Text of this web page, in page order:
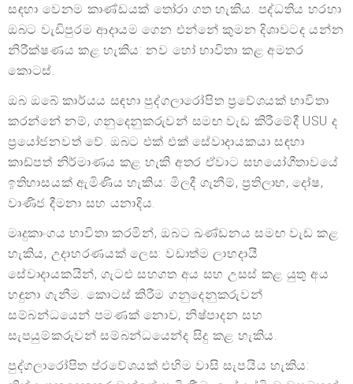
සඳහා වෙනම කාණ්ඩයක් තෝරා ගත හැකිය. පද්ධතිය හරහා
ඔබට වැඩිපුරම ආදායම ගෙන එන්නේ කුමන දිශාවටද යන්න
නිරීක්ෂණය කළ හැකිය: නව හෝ භාවිතා කළ අමතර
කොටස්.
ඔබ ඔබේ කාර්යය සඳහා පුද්ගලාරෝපිත ප්‍රවේශයක් භාවිතා
කරන්නේ නම්, ගනුදෙනුකරුවන් සමඟ වැඩ කිරීමේදී USU ද
ප්‍රයෝජනවත් වේ. ඔබට එක් එක් සේවාදායකයා සඳහා
කාඩ්පත් නිර්මාණය කළ හැකි අතර ඒවාට සහයෝගීතාවයේ
ඉතිහාසයක් ඇමිණිය හැකිය: මිලදී ගැනීම්, ප්‍රතිලාභ, දෝෂ,
වාණිජ දීමනා සහ යනාදිය.
මෘදුකාංගය භාවිතා කරමින්, ඔබට ඛණ්ඩනය සමඟ වැඩ කළ
හැකිය, උදාහරණයක් ලෙස: වඩාත්ම ලාභදායී
සේවාදායකයින්, ගැටළු සහගත අය සහ උසස් කළ යුතු අය
හඳුනා ගැනීම. කොටස් කිරීම ගනුදෙනුකරුවන්
සම්බන්ධයෙන් පමණක් නොව, නිෂ්පාදන සහ
සැපයුම්කරුවන් සම්බන්ධයෙන්ද සිදු කළ හැකිය.
පුද්ගලාරෝපිත ප්රවේශයක් එහිම වාසි සැපයිය හැකිය: